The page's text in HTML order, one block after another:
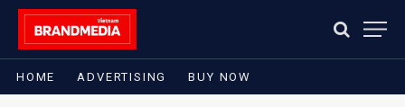
HOME ADVERTISING BUY NOW